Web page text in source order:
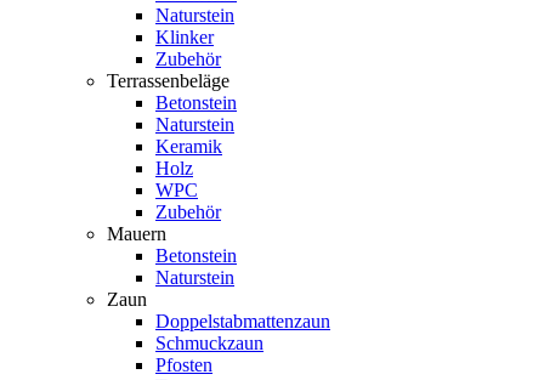
Naturstein
Klinker
Zubehör
Terrassenbeläge
Betonstein
Naturstein
Keramik
Holz
WPC
Zubehör
Mauern
Betonstein
Naturstein
Zaun
Doppelstabmattenzaun
Schmuckzaun
Pfosten